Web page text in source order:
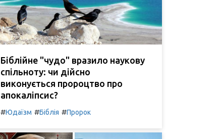
Біблійне "чудо" вразило наукову
спільноту: чи дійсно
виконується пророцтво про
апокаліпсис?
#Юдаїзм #Біблія #Пророк